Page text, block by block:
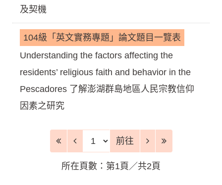
及契機
104級「英文實務專題」論文題目一覽表
Understanding the factors affecting the
residents’ religious faith and behavior in the
Pescadores 了解澎湖群島地區人民宗教信仰
因素之研究
前往頁 前往
所在頁數：第1頁／共2頁